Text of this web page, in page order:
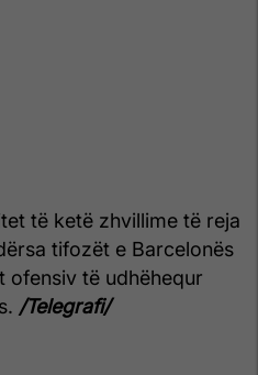
të ketë zhvillime të reja
tifozët e Barcelonës
ofensiv të udhëhequr
/Telegrafi/